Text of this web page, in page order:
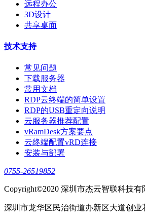
远程办公
3D设计
共享桌面
技术支持
常见问题
下载服务器
常用文档
RDP云终端的简单设置
RDP的USB重定向说明
云服务器推荐配置
vRamDesk方案要点
云终端配置vRD连接
安装与部署
0755-26519852
Copyright©2020 深圳市杰云智联科技
深圳市龙华区民治街道办新区大道创业